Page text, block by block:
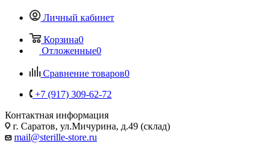
Личный кабинет
Корзина0
Отложенные0
Сравнение товаров0
+7 (917) 309-62-72
Контактная информация
г. Саратов, ул.Мичурина, д.49 (склад)
mail@sterille-store.ru